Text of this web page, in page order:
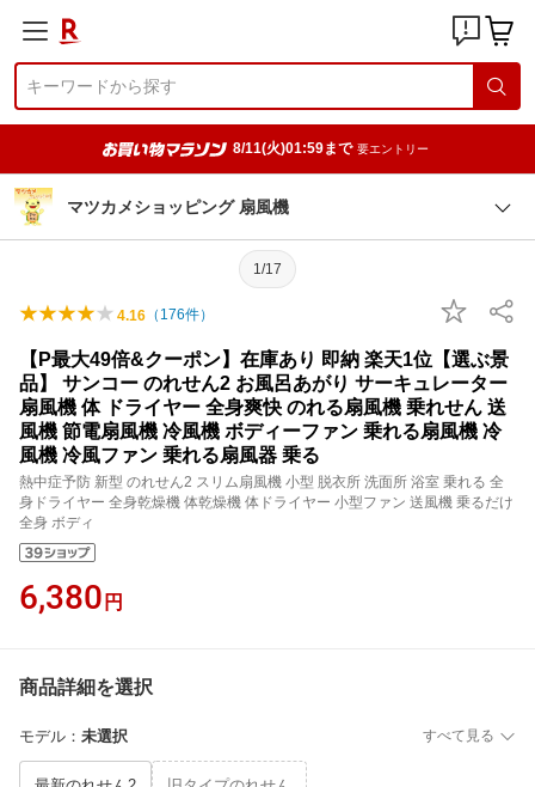
8/11(火)01:59まで 要エントリー
マツカメショッピング 扇風機
1/17
4.16 （ 176件）
【P最大49倍&クーポン】在庫あり 即納 楽天1位【選ぶ景
品】 サンコー のれせん2 お風呂あがり サーキュレーター
扇風機 体 ドライヤー 全身爽快 のれる扇風機 乗れせん 送
風機 節電扇風機 冷風機 ボディーファン 乗れる扇風機 冷
風機 冷風ファン 乗れる扇風器 乗る
熱中症予防 新型 のれせん2 スリム扇風機 小型 脱衣所 洗面所 浴室 乗れる 全
身ドライヤー 全身乾燥機 体乾燥機 体ドライヤー 小型ファン 送風機 乗るだけ
全身 ボディ
6,380 円
商品詳細を選択
モデル ： 未選択 すべて見る